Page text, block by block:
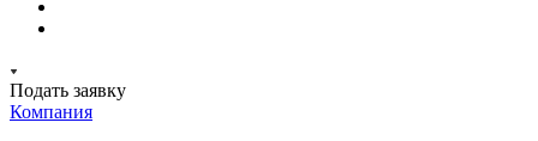
Подать заявку
Компания